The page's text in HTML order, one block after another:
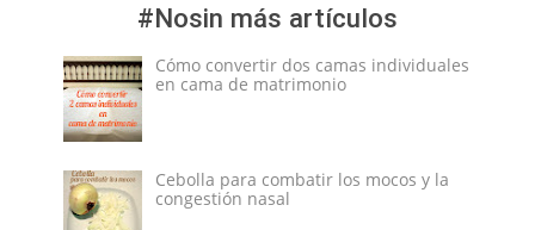
#Nosin más artículos
Cómo convertir dos camas individuales
en cama de matrimonio
Cebolla para combatir los mocos y la
congestión nasal